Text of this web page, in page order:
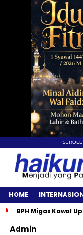
SCROLL
HOME
BPH Migas Kawal
Admin